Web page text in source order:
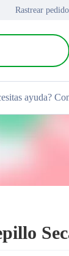
Rastrear pedido
ayuda?